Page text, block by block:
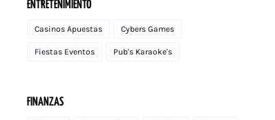
ENTRETENIMIENTO
Casinos Apuestas Cybers Games
Fiestas Eventos Pub's Karaoke's
FINANZAS